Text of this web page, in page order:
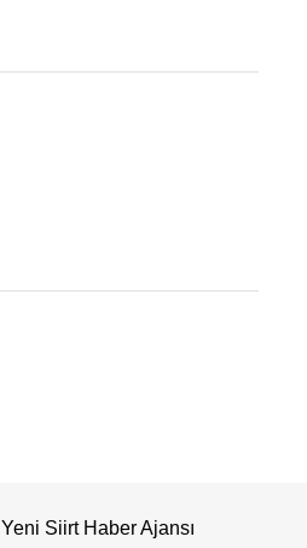
Yeni Siirt Haber Ajansı